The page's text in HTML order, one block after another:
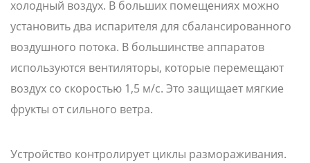
холодный воздух. В больших помещениях можно
установить два испарителя для сбалансированного
воздушного потока. В большинстве аппаратов
используются вентиляторы, которые перемещают
воздух со скоростью 1,5 м/с. Это защищает мягкие
фрукты от сильного ветра.
Устройство контролирует циклы размораживания.